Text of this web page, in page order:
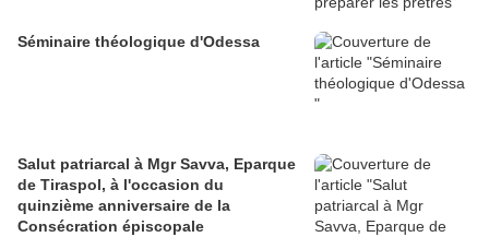
Séminaire théologique d'Odessa
Salut patriarcal à Mgr Savva, Eparque
de Tiraspol, à l'occasion du
quinzième anniversaire de la
Consécration épiscopale